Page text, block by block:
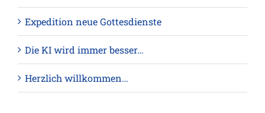
Expedition neue Gottesdienste
Die KI wird immer besser…
Herzlich willkommen…